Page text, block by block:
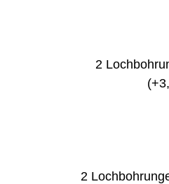
2
2